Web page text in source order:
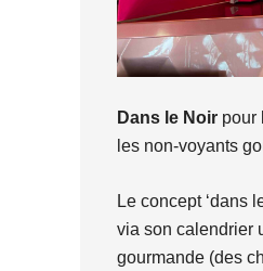
Dans le Noir pour
les non-voyants
Le concept ‘dans
via son calendrier
gourmande (des